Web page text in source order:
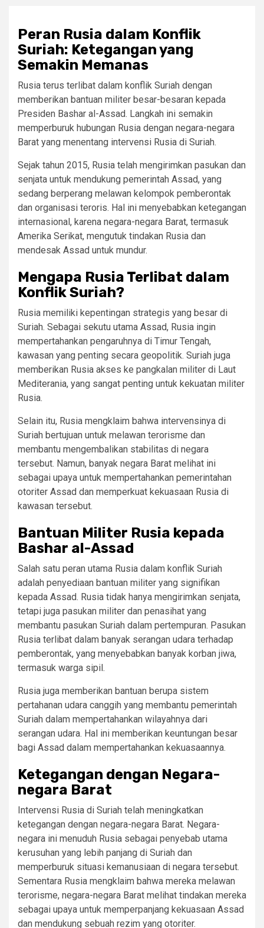
Peran Rusia dalam Konflik
Suriah: Ketegangan yang
Semakin Memanas
Rusia terus terlibat dalam konflik Suriah dengan
memberikan bantuan militer besar-besaran kepada
Presiden Bashar al-Assad. Langkah ini semakin
memperburuk hubungan Rusia dengan negara-negara
Barat yang menentang intervensi Rusia di Suriah.
Sejak tahun 2015, Rusia telah mengirimkan pasukan dan
senjata untuk mendukung pemerintah Assad, yang
sedang berperang melawan kelompok pemberontak
dan organisasi teroris. Hal ini menyebabkan ketegangan
internasional, karena negara-negara Barat, termasuk
Amerika Serikat, mengutuk tindakan Rusia dan
mendesak Assad untuk mundur.
Mengapa Rusia Terlibat dalam
Konflik Suriah?
Rusia memiliki kepentingan strategis yang besar di
Suriah. Sebagai sekutu utama Assad, Rusia ingin
mempertahankan pengaruhnya di Timur Tengah,
kawasan yang penting secara geopolitik. Suriah juga
memberikan Rusia akses ke pangkalan militer di Laut
Mediterania, yang sangat penting untuk kekuatan militer
Rusia.
Selain itu, Rusia mengklaim bahwa intervensinya di
Suriah bertujuan untuk melawan terorisme dan
membantu mengembalikan stabilitas di negara
tersebut. Namun, banyak negara Barat melihat ini
sebagai upaya untuk mempertahankan pemerintahan
otoriter Assad dan memperkuat kekuasaan Rusia di
kawasan tersebut.
Bantuan Militer Rusia kepada
Bashar al-Assad
Salah satu peran utama Rusia dalam konflik Suriah
adalah penyediaan bantuan militer yang signifikan
kepada Assad. Rusia tidak hanya mengirimkan senjata,
tetapi juga pasukan militer dan penasihat yang
membantu pasukan Suriah dalam pertempuran. Pasukan
Rusia terlibat dalam banyak serangan udara terhadap
pemberontak, yang menyebabkan banyak korban jiwa,
termasuk warga sipil.
Rusia juga memberikan bantuan berupa sistem
pertahanan udara canggih yang membantu pemerintah
Suriah dalam mempertahankan wilayahnya dari
serangan udara. Hal ini memberikan keuntungan besar
bagi Assad dalam mempertahankan kekuasaannya.
Ketegangan dengan Negara-
negara Barat
Intervensi Rusia di Suriah telah meningkatkan
ketegangan dengan negara-negara Barat. Negara-
negara ini menuduh Rusia sebagai penyebab utama
kerusuhan yang lebih panjang di Suriah dan
memperburuk situasi kemanusiaan di negara tersebut.
Sementara Rusia mengklaim bahwa mereka melawan
terorisme, negara-negara Barat melihat tindakan mereka
sebagai upaya untuk memperpanjang kekuasaan Assad
dan mendukung sebuah rezim yang otoriter.